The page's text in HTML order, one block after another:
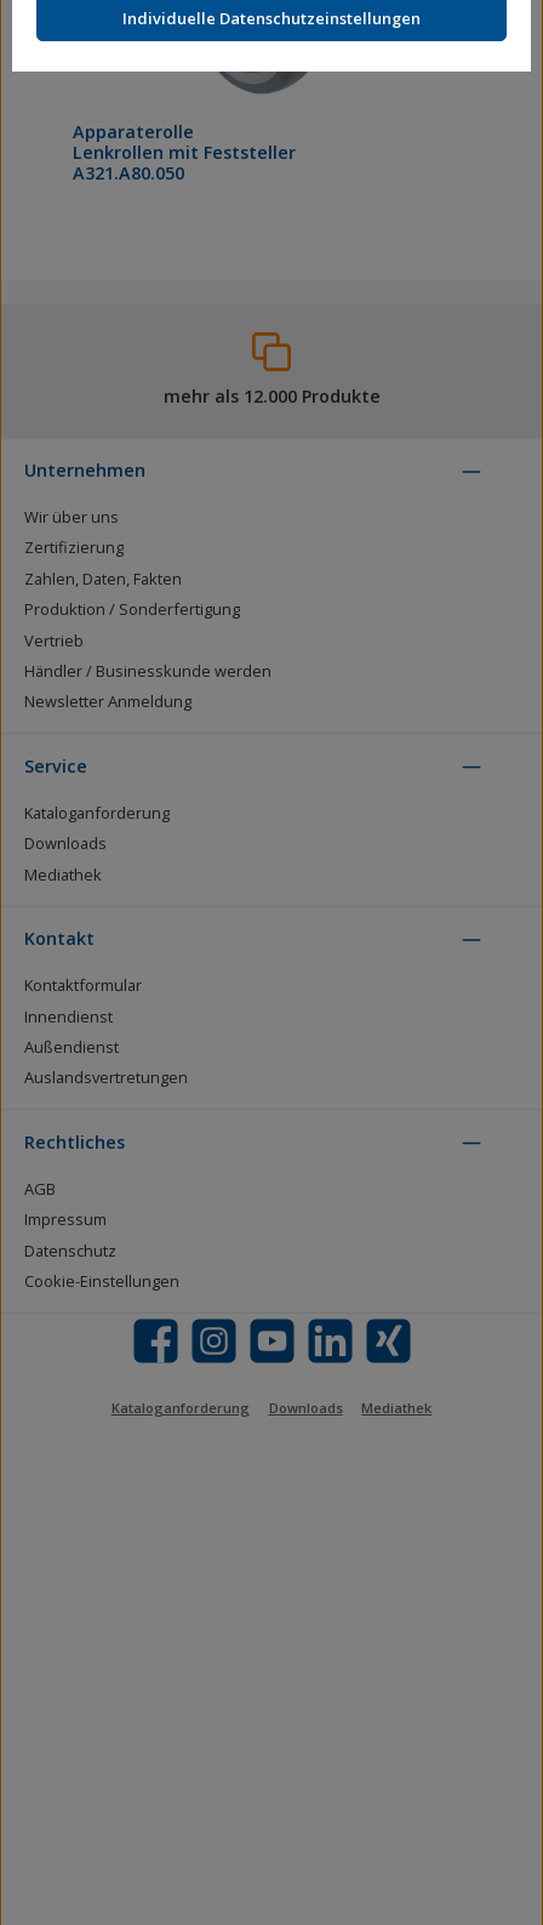
Apparaterolle
Lenkrollen mit Feststeller
A321.A80.050
mehr als 12.000 Produkte
Unternehmen
Wir über uns
Zertifizierung
Zahlen, Daten, Fakten
Produktion / Sonderfertigung
Vertrieb
Händler / Businesskunde werden
Newsletter Anmeldung
Service
Kataloganforderung
Downloads
Mediathek
Kontakt
Kontaktformular
Innendienst
Außendienst
Auslandsvertretungen
Rechtliches
AGB
Impressum
Datenschutz
Cookie-Einstellungen
Facebook Instagram YouTube LinkedIn Xing
Kataloganforderung Downloads Mediathek
Individuelle Datenschutzeinstellungen